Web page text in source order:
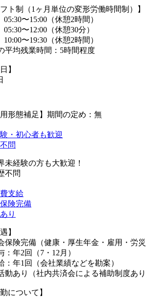
フト制（1ヶ月単位の変形労働時間制）】
05:30〜15:00（休憩2時間）
05:30〜12:00（休憩30分）
10:00〜19:30（休憩2時間）
平均残業時間：5時間程度
】
用形態補足】期間の定め：無
・初心者も歓迎
問
未経験の方も大歓迎！
不問
支給
険完備
り
】
保険完備（健康・厚生年金・雇用・労災
：年2回（7・12月）
：年1回（会社業績などを勘案）
動あり（社内共済会による補助制度あり
勤について】